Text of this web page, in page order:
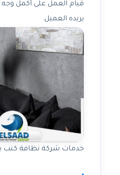
قيام العمل على أكمل
يريده العميل.
خدمات شركة نظافة كنب